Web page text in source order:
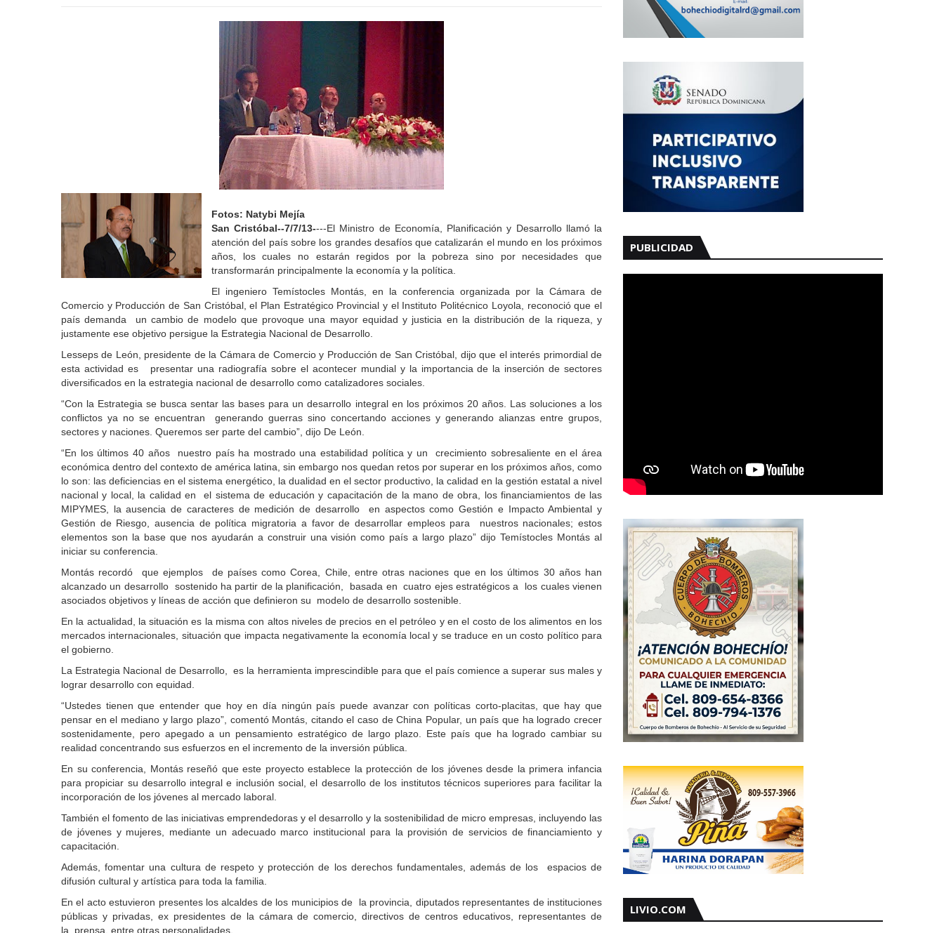
Fotos: Natybi Mejía
San Cristóbal--7/7/13----El Ministro de Economía, Planificación y Desarrollo llamó la
atención del país sobre los grandes desafíos que catalizarán el mundo en los próximos
años, los cuales no estarán regidos por la pobreza sino por necesidades que
transformarán principalmente la economía y la política.
El ingeniero Temístocles Montás, en la conferencia organizada por la Cámara de
Comercio y Producción de San Cristóbal, el Plan Estratégico Provincial y el Instituto Politécnico Loyola, reconoció que el
país demanda un cambio de modelo que provoque una mayor equidad y justicia en la distribución de la riqueza, y
justamente ese objetivo persigue la Estrategia Nacional de Desarrollo.
Lesseps de León, presidente de la Cámara de Comercio y Producción de San Cristóbal, dijo que el interés primordial de
esta actividad es presentar una radiografía sobre el acontecer mundial y la importancia de la inserción de sectores
diversificados en la estrategia nacional de desarrollo como catalizadores sociales.
“Con la Estrategia se busca sentar las bases para un desarrollo integral en los próximos 20 años. Las soluciones a los
conflictos ya no se encuentran generando guerras sino concertando acciones y generando alianzas entre grupos,
sectores y naciones. Queremos ser parte del cambio”, dijo De León.
“En los últimos 40 años nuestro país ha mostrado una estabilidad política y un crecimiento sobresaliente en el área
económica dentro del contexto de américa latina, sin embargo nos quedan retos por superar en los próximos años, como
lo son: las deficiencias en el sistema energético, la dualidad en el sector productivo, la calidad en la gestión estatal a nivel
nacional y local, la calidad en el sistema de educación y capacitación de la mano de obra, los financiamientos de las
MIPYMES, la ausencia de caracteres de medición de desarrollo en aspectos como Gestión e Impacto Ambiental y
Gestión de Riesgo, ausencia de política migratoria a favor de desarrollar empleos para nuestros nacionales; estos
elementos son la base que nos ayudarán a construir una visión como país a largo plazo” dijo Temístocles Montás al
iniciar su conferencia.
Montás recordó que ejemplos de países como Corea, Chile, entre otras naciones que en los últimos 30 años han
alcanzado un desarrollo sostenido ha partir de la planificación, basada en cuatro ejes estratégicos a los cuales vienen
asociados objetivos y líneas de acción que definieron su modelo de desarrollo sostenible.
En la actualidad, la situación es la misma con altos niveles de precios en el petróleo y en el costo de los alimentos en los
mercados internacionales, situación que impacta negativamente la economía local y se traduce en un costo político para
el gobierno.
La Estrategia Nacional de Desarrollo, es la herramienta imprescindible para que el país comience a superar sus males y
lograr desarrollo con equidad.
“Ustedes tienen que entender que hoy en día ningún país puede avanzar con políticas corto-placitas, que hay que
pensar en el mediano y largo plazo”, comentó Montás, citando el caso de China Popular, un país que ha logrado crecer
sostenidamente, pero apegado a un pensamiento estratégico de largo plazo. Este país que ha logrado cambiar su
realidad concentrando sus esfuerzos en el incremento de la inversión pública.
En su conferencia, Montás reseñó que este proyecto establece la protección de los jóvenes desde la primera infancia
para propiciar su desarrollo integral e inclusión social, el desarrollo de los institutos técnicos superiores para facilitar la
incorporación de los jóvenes al mercado laboral.
También el fomento de las iniciativas emprendedoras y el desarrollo y la sostenibilidad de micro empresas, incluyendo las
de jóvenes y mujeres, mediante un adecuado marco institucional para la provisión de servicios de financiamiento y
capacitación.
Además, fomentar una cultura de respeto y protección de los derechos fundamentales, además de los espacios de
difusión cultural y artística para toda la familia.
En el acto estuvieron presentes los alcaldes de los municipios de la provincia, diputados representantes de instituciones
públicas y privadas, ex presidentes de la cámara de comercio, directivos de centros educativos, representantes de
la prensa, entre otras personalidades.
PUBLICIDAD
LIVIO.COM